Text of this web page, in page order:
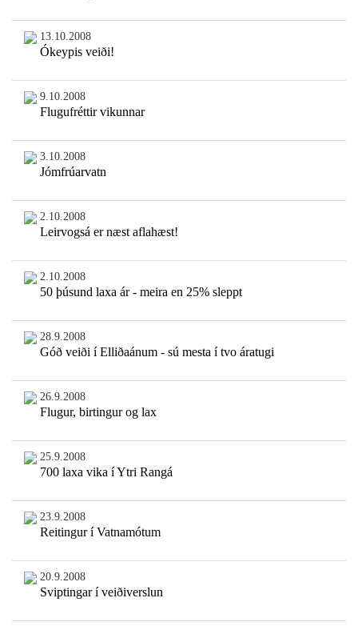
13.10.2008
Ókeypis veiði!
9.10.2008
Flugufréttir vikunnar
3.10.2008
Jómfrúarvatn
2.10.2008
Leirvogsá er næst aflahæst!
2.10.2008
50 þúsund laxa ár - meira en 25% sleppt
28.9.2008
Góð veiði í Elliðaánum - sú mesta í tvo áratugi
26.9.2008
Flugur, birtingur og lax
25.9.2008
700 laxa vika í Ytri Rangá
23.9.2008
Reitingur í Vatnamótum
20.9.2008
Sviptingar í veiðiverslun